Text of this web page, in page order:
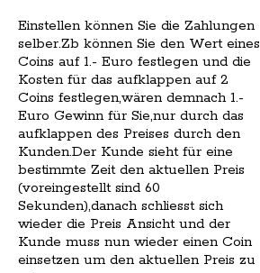
Einstellen können Sie die Zahlungen
selber.Zb können Sie den Wert eines
Coins auf 1.- Euro festlegen und die
Kosten für das aufklappen auf 2
Coins festlegen,wären demnach 1.-
Euro Gewinn für Sie,nur durch das
aufklappen des Preises durch den
Kunden.Der Kunde sieht für eine
bestimmte Zeit den aktuellen Preis
(voreingestellt sind 60
Sekunden),danach schliesst sich
wieder die Preis Ansicht und der
Kunde muss nun wieder einen Coin
einsetzen um den aktuellen Preis zu